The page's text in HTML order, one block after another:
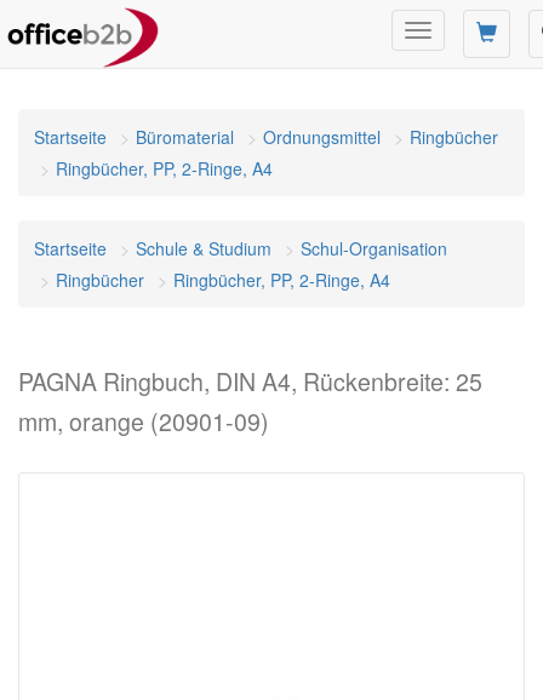
Navigation
umschalten
Startseite Büromaterial Ordnungsmittel
Ringbücher
Ringbücher, PP, 2-Ringe, A4
Startseite Schule & Studium
Schul-Organisation
Ringbücher
Ringbücher, PP, 2-Ringe, A4
PAGNA Ringbuch, DIN A4, Rückenbreite: 25
mm, orange (20901-09)